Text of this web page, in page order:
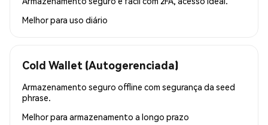
Melhor para uso diário
Cold Wallet (Autogerenciada)
Armazenamento seguro offline com segurança da seed
phrase.
Melhor para armazenamento a longo prazo